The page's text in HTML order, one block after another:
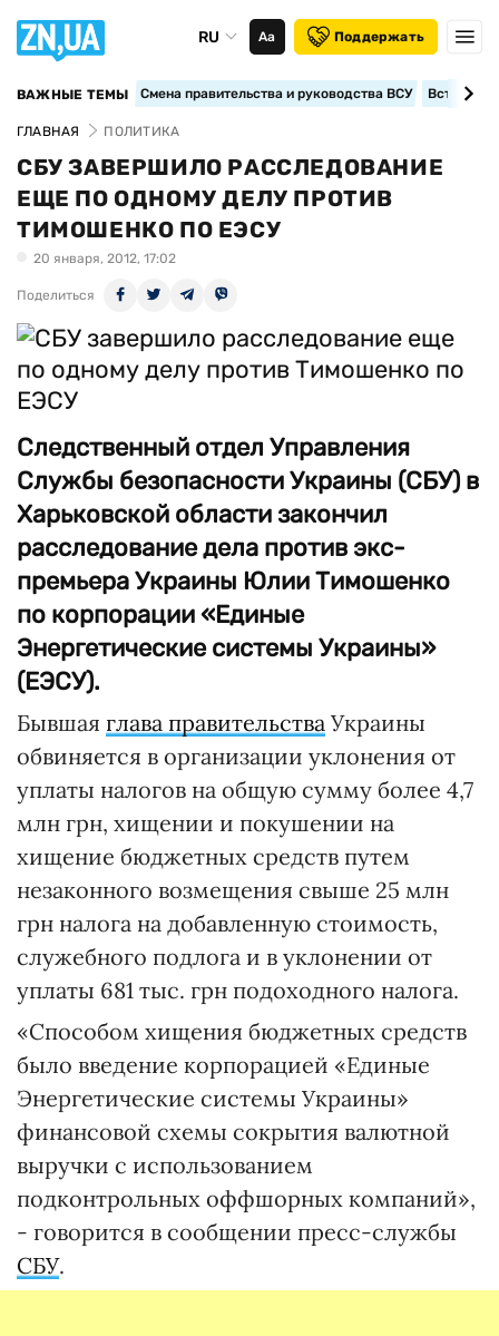
RU Аа Поддержать
ВАЖНЫЕ ТЕМЫ Смена правительства и руководства ВСУ
ГЛАВНАЯ ПОЛИТИКА
СБУ ЗАВЕРШИЛО РАССЛЕДОВАНИЕ
ЕЩЕ ПО ОДНОМУ ДЕЛУ ПРОТИВ
ТИМОШЕНКО ПО ЕЭСУ
20 января, 2012, 17:02
Поделиться
Следственный отдел Управления
Службы безопасности Украины (СБУ) в
Харьковской области закончил
расследование дела против экс-
премьера Украины Юлии Тимошенко
по корпорации «Единые
Энергетические системы Украины»
(ЕЭСУ).
Бывшая глава правительства Украины
обвиняется в организации уклонения от
уплаты налогов на общую сумму более 4,7
млн грн, хищении и покушении на
хищение бюджетных средств путем
незаконного возмещения свыше 25 млн
грн налога на добавленную стоимость,
служебного подлога и в уклонении от
уплаты 681 тыс. грн подоходного налога.
«Способом хищения бюджетных средств
было введение корпорацией «Единые
Энергетические системы Украины»
финансовой схемы сокрытия валютной
выручки с использованием
подконтрольных оффшорных компаний»,
- говорится в сообщении пресс-службы
СБУ.